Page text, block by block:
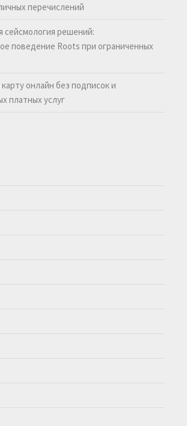
перечислений
сейсмология решений:
поведение Roots при ограниченных
онлайн без подписок и
платных услуг